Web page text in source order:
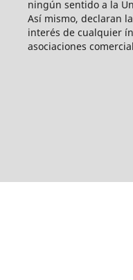
ningún sentido a la
Así mismo, declaran
interés de cualquier
asociaciones